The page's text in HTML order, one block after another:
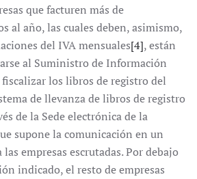
que facturen más de
al año, las cuales deben, asimismo,
del IVA mensuales[4], están
al Suministro de Información
los libros de registro del
de llevanza de libros de registro
de la Sede electrónica de la
supone la comunicación en un
empresas escrutadas. Por debajo
indicado, el resto de empresas